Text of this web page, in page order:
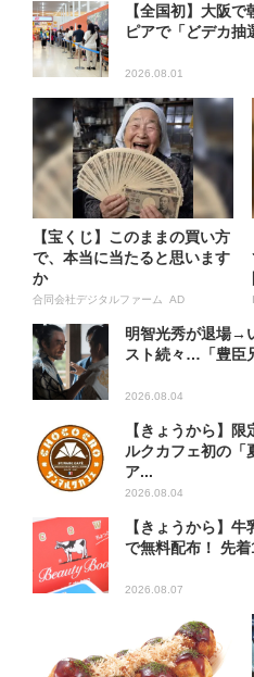
【全国初】大阪
ピアで「どデカ抽
2026.08.01
【宝くじ】このままの買い方
で、本当に当たると思います
か
合同会社デジタルファーム AD
明智光秀が退場→
スト続々…「豊臣
2026.08.04
【きょうから】
ルクカフェ初の「
ア...
2026.08.04
【きょうから】
で無料配布！ 先
2026.08.07